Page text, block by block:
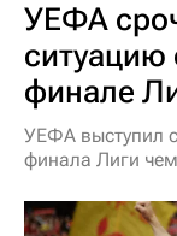
УЕФА
ситуацию
финале
УЕФА выступил
финала Лиги